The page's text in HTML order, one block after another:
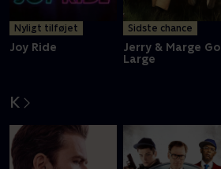
Nyligt tilføjet
Joy Ride
Sidste chance
Jerry & Marge Go
Large
K